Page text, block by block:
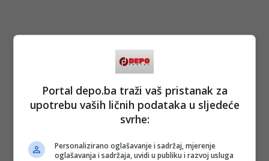
Portal depo.ba traži vaš pristanak za
upotrebu vaših ličnih podataka u sljedeće
svrhe:
Personalizirano oglašavanje i sadržaj, mjerenje
oglašavanja i sadržaja, uvidi u publiku i razvoj usluga